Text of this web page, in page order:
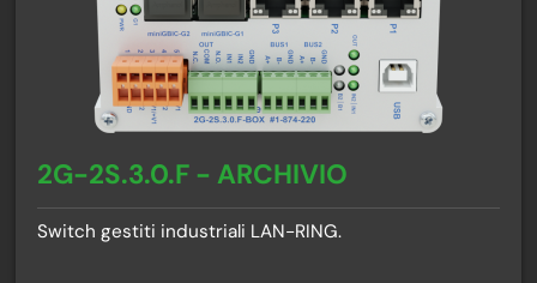
2G-2S.3.0.F - ARCHIVIO
Switch gestiti industriali LAN-RING.